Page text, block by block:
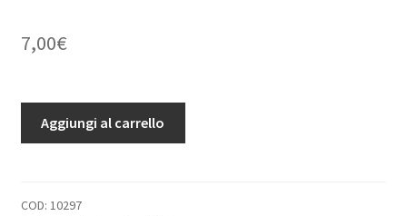
7,00€
italiana
Aggiungi al carrello
COD: 10297